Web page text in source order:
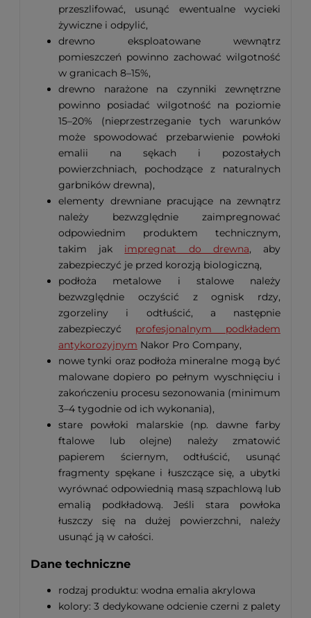
przeszlifować, usunąć ewentualne wycieki
żywiczne i odpylić,
drewno eksploatowane wewnątrz
pomieszczeń powinno zachować wilgotność
w granicach 8–15%,
drewno narażone na czynniki zewnętrzne
powinno posiadać wilgotność na poziomie
15–20% (nieprzestrzeganie tych warunków
może spowodować przebarwienie powłoki
emalii na sękach i pozostałych
powierzchniach, pochodzące z naturalnych
garbników drewna),
elementy drewniane pracujące na zewnątrz
należy bezwzględnie zaimpregnować
odpowiednim produktem technicznym,
takim jak impregnat do drewna, aby
zabezpieczyć je przed korozją biologiczną,
podłoża metalowe i stalowe należy
bezwzględnie oczyścić z ognisk rdzy,
zgorzeliny i odtłuścić, a następnie
zabezpieczyć profesjonalnym podkładem
antykorozyjnym Nakor Pro Company,
nowe tynki oraz podłoża mineralne mogą być
malowane dopiero po pełnym wyschnięciu i
zakończeniu procesu sezonowania (minimum
3–4 tygodnie od ich wykonania),
stare powłoki malarskie (np. dawne farby
ftalowe lub olejne) należy zmatowić
papierem ściernym, odtłuścić, usunąć
fragmenty spękane i łuszczące się, a ubytki
wyrównać odpowiednią masą szpachlową lub
emalią podkładową. Jeśli stara powłoka
łuszczy się na dużej powierzchni, należy
usunąć ją w całości.
Dane techniczne
rodzaj produktu: wodna emalia akrylowa
kolory: 3 dedykowane odcienie czerni z palety